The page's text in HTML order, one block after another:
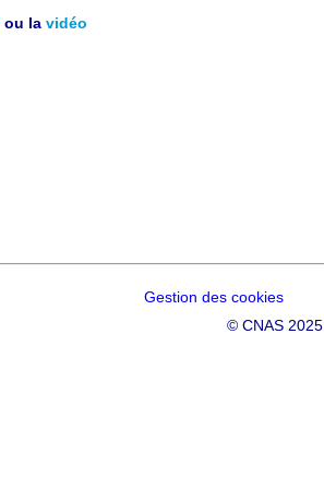
ou la vidéo
Gestion des cookies
© CNAS 2025